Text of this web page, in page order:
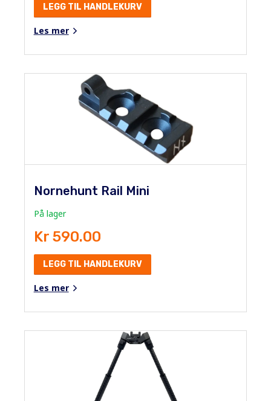
LEGG TIL HANDLEKURV
Les mer
Nornehunt Rail Mini
På lager
Kr 590.00
LEGG TIL HANDLEKURV
Les mer